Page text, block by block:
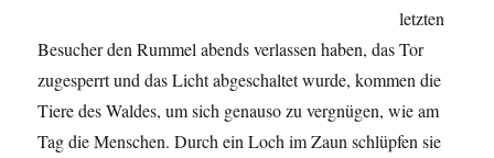
letzten
Besucher den Rummel abends verlassen haben, das Tor
zugesperrt und das Licht abgeschaltet wurde, kommen die
Tiere des Waldes, um sich genauso zu vergnügen, wie am
Tag die Menschen. Durch ein Loch im Zaun schlüpfen sie